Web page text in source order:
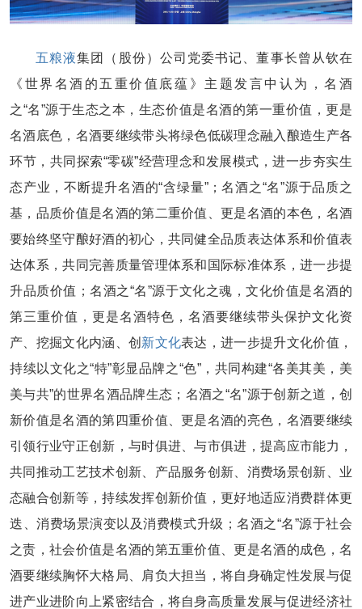
五粮液集团（股份）公司党委书记、董事长曾从钦在
《世界名酒的五重价值底蕴》主题发言中认为，名酒
之“名”源于生态之本，生态价值是名酒的第一重价值，更是
名酒底色，名酒要继续带头将绿色低碳理念融入酿造生产各
环节，共同探索“零碳”经营理念和发展模式，进一步夯实生
态产业，不断提升名酒的“含绿量”；名酒之“名”源于品质之
基，品质价值是名酒的第二重价值、更是名酒的本色，名酒
要始终坚守酿好酒的初心，共同健全品质表达体系和价值表
达体系，共同完善质量管理体系和国际标准体系，进一步提
升品质价值；名酒之“名”源于文化之魂，文化价值是名酒的
第三重价值，更是名酒特色，名酒要继续带头保护文化资
产、挖掘文化内涵、创 新文化表达，进一步提升文化价值，
持续以文化之“特”彰显品牌之“色”，共同构建“各美其美，美
美与共”的世界名酒品牌生态；名酒之“名”源于创新之道，创
新价值是名酒的第四重价值、更是名酒的亮色，名酒要继续
引领行业守正创新，与时俱进、与市俱进，提高应市能力，
共同推动工艺技术创新、产品服务创新、消费场景创新、业
态融合创新等，持续发挥创新价值，更好地适应消费群体更
迭、消费场景演变以及消费模式升级；名酒之“名”源于社会
之责，社会价值是名酒的第五重价值、更是名酒的成色，名
酒要继续胸怀大格局、肩负大担当，将自身确定性发展与促
进产业进阶向上紧密结合，将自身高质量发展与促进经济社